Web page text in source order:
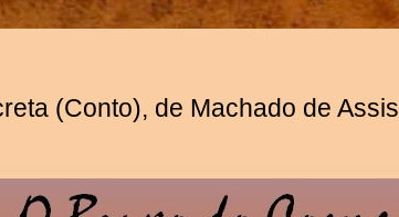
(Conto), de Machado de Assis